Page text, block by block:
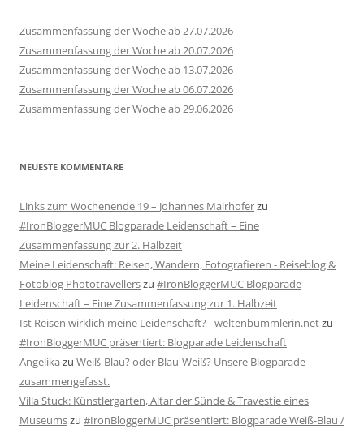
Zusammenfassung der Woche ab 27.07.2026
Zusammenfassung der Woche ab 20.07.2026
Zusammenfassung der Woche ab 13.07.2026
Zusammenfassung der Woche ab 06.07.2026
Zusammenfassung der Woche ab 29.06.2026
NEUESTE KOMMENTARE
Links zum Wochenende 19 – Johannes Mairhoferzu
#IronBloggerMUC Blogparade Leidenschaft – Eine
Zusammenfassung zur 2. Halbzeit
Meine Leidenschaft: Reisen, Wandern, Fotografieren - Reiseblog &
Fotoblog Phototravellerszu #IronBloggerMUC Blogparade
Leidenschaft – Eine Zusammenfassung zur 1. Halbzeit
Ist Reisen wirklich meine Leidenschaft? - weltenbummlerin.netzu
#IronBloggerMUC präsentiert: Blogparade Leidenschaft
Angelika zu Weiß-Blau? oder Blau-Weiß? Unsere Blogparade
zusammengefasst.
Villa Stuck: Künstlergarten, Altar der Sünde & Travestie eines
Museumszu #IronBloggerMUC präsentiert: Blogparade Weiß-Blau /